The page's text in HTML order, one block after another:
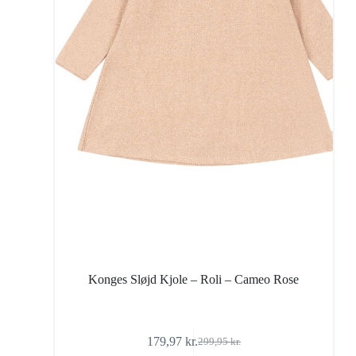
Konges Sløjd Kjole – Roli – Cameo Rose
299,95kr.
Den
179,97 kr.Den